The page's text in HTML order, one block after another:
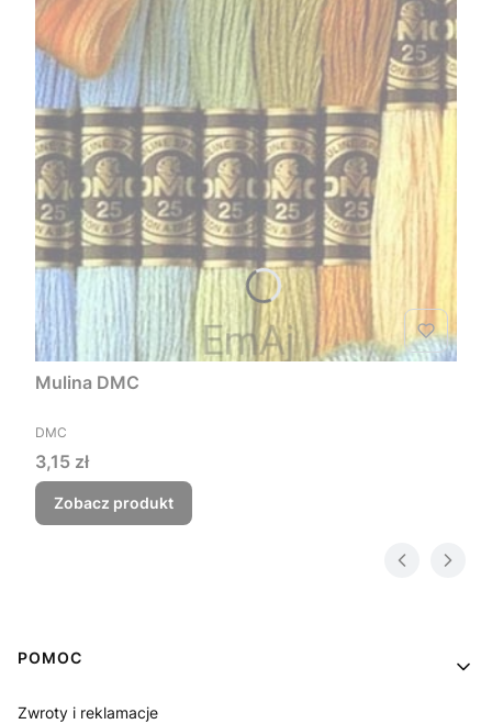
Mulina DMC
PRODUCENT
DMC
Cena
3,15 zł
Zobacz produkt
Linki w stopce
POMOC
Zwroty i reklamacje